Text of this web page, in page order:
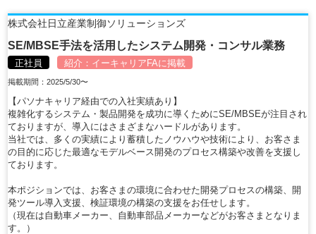
株式会社日立産業制御ソリューションズ
SE/MBSE手法を活用したシステム開発・コンサル業務
正社員 紹介： イーキャリアFAに掲載
掲載期間：2025/5/30〜
【パソナキャリア経由での入社実績あり】
複雑化するシステム・製品開発を成功に導くためにSE/MBSEが注目され
ておりますが、導入にはさまざまなハードルがあります。
当社では、多くの実績により蓄積したノウハウや技術により、お客さま
の目的に応じた最適なモデルベース開発のプロセス構築や改善を支援し
ております。
本ポジションでは、お客さまの環境に合わせた開発プロセスの構築、開
発ツール導入支援、検証環境の構築の支援をお任せします。
（現在は自動車メーカー、自動車部品メーカーなどがお客さまとなりま
す。）